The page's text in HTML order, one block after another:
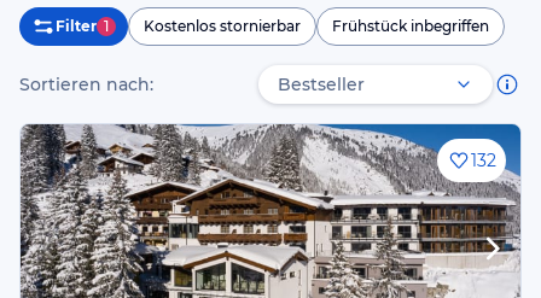
Filter 1 Kostenlos stornierbar Frühstück inbegriffen
Sortieren nach:
132